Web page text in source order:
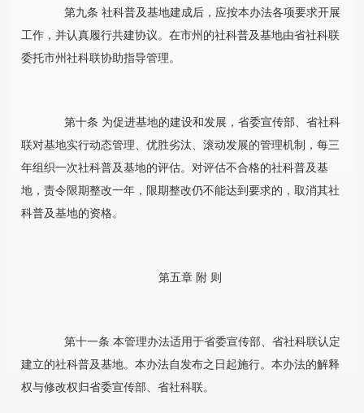
第九条 社科普及基地建成后，应按本办法各项要求开展
工作，并认真履行共建协议。在市州的社科普及基地由省社科联
委托市州社科联协助指导管理。
第十条 为促进基地的建设和发展，省委宣传部、省社科
联对基地实行动态管理、优胜劣汰、滚动发展的管理机制，每三
年组织一次社科普及基地的评估。对评估不合格的社科普及基
地，责令限期整改一年，限期整改仍不能达到要求的，取消其社
科普及基地的资格。
第五章 附 则
第十一条 本管理办法适用于省委宣传部、省社科联认定
建立的社科普及基地。本办法自发布之日起施行。本办法的解释
权与修改权归省委宣传部、省社科联。